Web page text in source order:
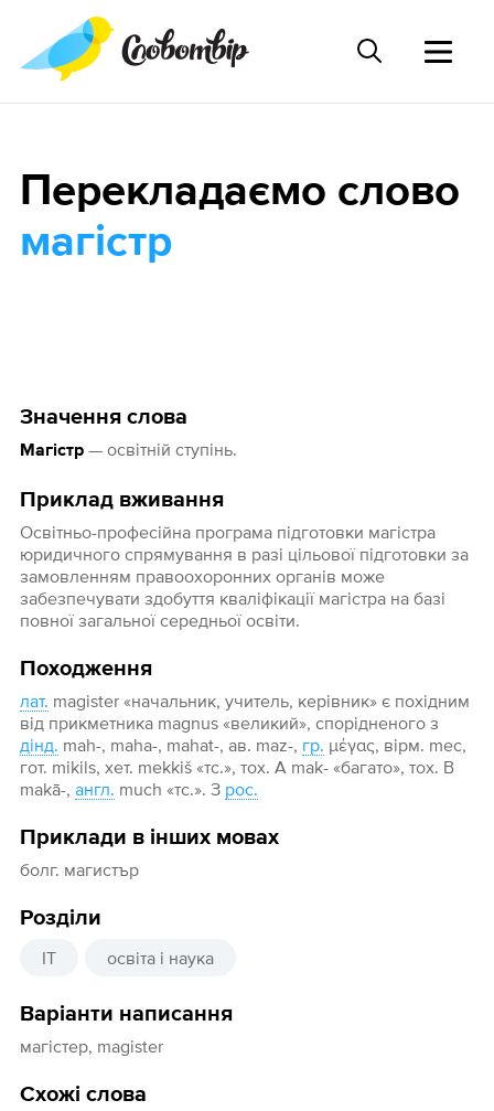
Значення слова
Магістр— освітній ступінь.
Приклад вживання
Освітньо-професійна програма підготовки магістра
юридичного спрямування в разі цільової підготовки за
замовленням правоохоронних органів може
забезпечувати здобуття кваліфікації магістра на базі
повної загальної середньої освіти.
Походження
лат. magister «начальник, учитель, керівник» є похідним
від прикметника magnus «великий», спорідненого з
дінд. mah-, maha-, mahat-, ав. maz-, гр. μέγας, вірм. mec,
гот. mikils, хет. mekkiš «тс.», тох. А mak- «багато», тох. В
makā-, англ. much «тс.». З рос.
Приклади в інших мовах
болг. магистър
Розділи
IT освіта і наука
Варіанти написання
магістер, magister
Схожі слова
Перекладаємо слово
магістр